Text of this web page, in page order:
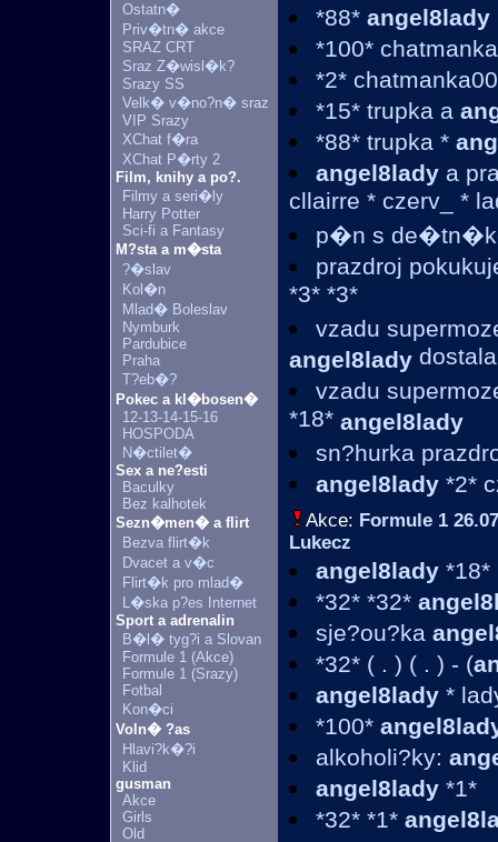
Ostatn�
Priv�tn� akce
SRAZ CRT
Sraz Z�wisl�k?
Srazy SS
Velk� v�no?n� sraz
VIP Srazy
XChat f�ra
XChat P�rty 2
Film, knihy a po?.
Filmy a seri�ly
Harry Potter
Sci-fi a Fantasy
M?sta a m�sta
?�slav
Kol�n
Mlad� Boleslav
Nymburk
Pardubice
Praha
T?eb�?
Pokec a kl�bosen�
12-13-14-15-16
HOSPODA
N�ctilet�
Sex a ne?esti
Baculky
Bez kalhotek
Sezn�men� a flirt
Bezva flirt�k
Dvacet a v�c
Flirt�k pro mlad�
L�ska p?es Internet
Sport a adrenalin
B�l� tyg?i a Slovan
Formule 1 (Akce)
Formule 1 (Srazy)
Fotbal
Kon�ci
Voln� ?as
Hlavi?k�?i
Klid
gusman
Akce
Girls
Old
*88* angel8lady
*100*
*2*
*15* trupka a
*88* trupka *
angel8lady a
cllairre * czerv_ *
p�n s
prazdroj
*3* *3*
vzadu
angel8lady
vzadu
*18* angel8lady
sn?hurka
angel8lady *2*
Akce: Formule 1
Lukecz
angel8lady *18*
*32* *32*
sje?ou?ka
*32* ( . ) ( . ) - (
angel8lady *
*100*
alkoholi?ky:
angel8lady *1*
*32* *1*